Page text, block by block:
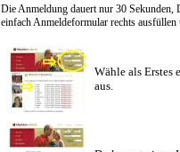
Die Anmeldung dauert nur 30
einfach Anmeldeformular rechts
Wähle als Erstes
aus.